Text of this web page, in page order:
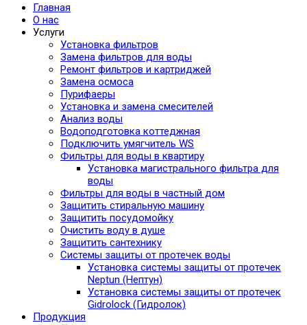
Главная
О нас
Услуги
Установка фильтров
Замена фильтров для воды
Ремонт фильтров и картриджей
Замена осмоса
Пурифаеры
Установка и замена смесителей
Анализ воды
Водоподготовка коттеджная
Подключить умягчитель WS
Фильтры для воды в квартиру
Установка магистрального фильтра для
воды
Фильтры для воды в частный дом
Защитить стиральную машину
Защитить посудомойку
Очистить воду в душе
Защитить сантехнику
Системы защиты от протечек воды
Установка системы защиты от протечек
Neptun (Нептун)
Установка системы защиты от протечек
Gidrolock (Гидролок)
Продукция